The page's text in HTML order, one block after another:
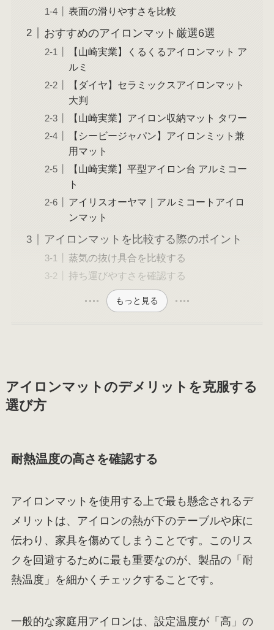
表面の滑りやすさを比較
おすすめのアイロンマット厳選6選
【山崎実業】くるくるアイロンマット ア
ルミ
【ダイヤ】セラミックスアイロンマット
大判
【山崎実業】アイロン収納マット タワー
【シービージャパン】アイロンミット兼
用マット
【山崎実業】平型アイロン台 アルミコー
ト
アイリスオーヤマ｜アルミコートアイロ
ンマット
アイロンマットを比較する際のポイント
蒸気の抜け具合を比較する
持ち運びやすさを確認する
もっと見る
アイロンマットのデメリットを克服する
選び方
耐熱温度の高さを確認する
アイロンマットを使用する上で最も懸念されるデ
メリットは、アイロンの熱が下のテーブルや床に
伝わり、家具を傷めてしまうことです。このリス
クを回避するために最も重要なのが、製品の「耐
熱温度」を細かくチェックすることです。
一般的な家庭用アイロンは、設定温度が「高」の